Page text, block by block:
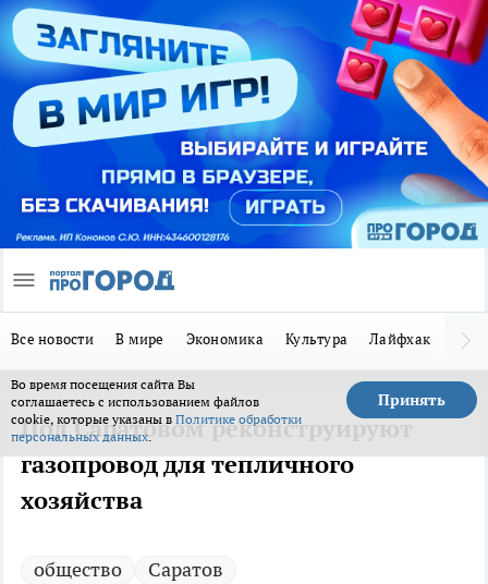
Все новости В мире Экономика Культура Лайфхак
Во время посещения сайта Вы
соглашаетесь с использованием файлов
cookie, которые указаны в Политике обработки
персональных данных.
Принять
Под Саратовом реконструируют
газопровод для тепличного
хозяйства
общество Саратов